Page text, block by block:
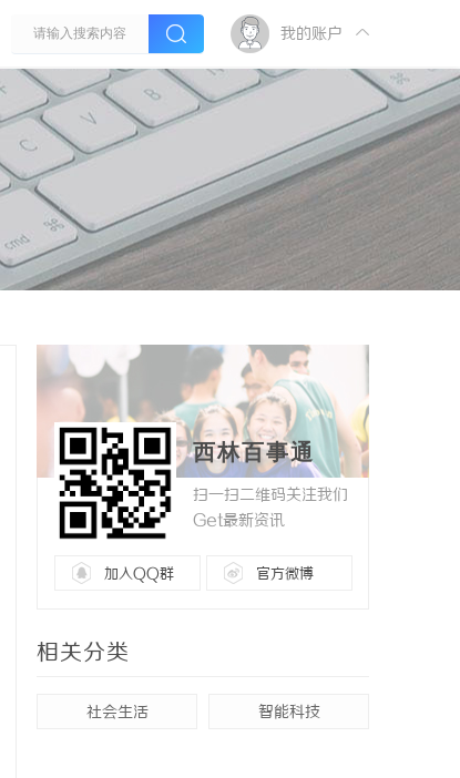
我的账户
西林百事通
扫一扫二维码关注我们
Get最新资讯
加入QQ群 官方微博
相关分类
社会生活 智能科技